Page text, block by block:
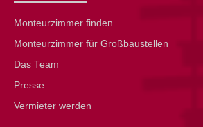
Monteurzimmer finden
Monteurzimmer für Großbaustellen
Das Team
Presse
Vermieter werden